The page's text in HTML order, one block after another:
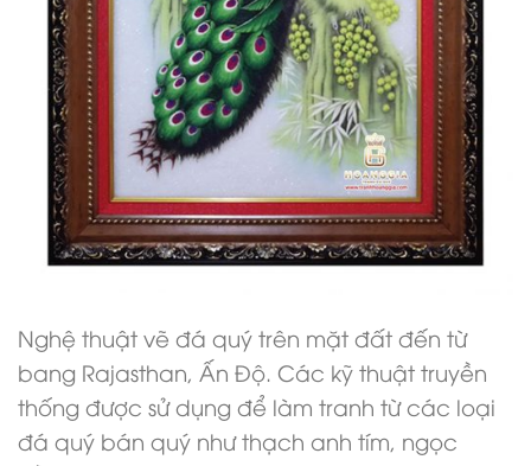
Nghệ thuật vẽ đá quý trên mặt đất đến từ
bang Rajasthan, Ấn Độ. Các kỹ thuật truyền
thống được sử dụng để làm tranh từ các loại
đá quý bán quý như thạch anh tím, ngọc